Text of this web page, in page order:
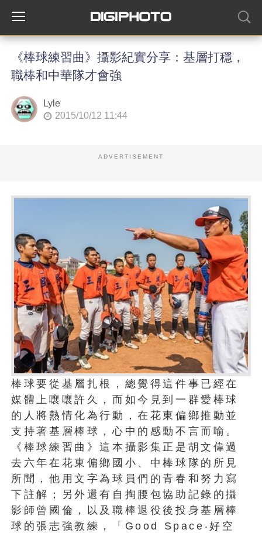
《棒球練習曲》攝影紀實分享：基層打穩，
職棒和中華隊才會強
Lyle
2015/10/12 11:44
ADVERTISEMENT
棒球要從基層扎根，總覺得這件事已經在
媒體上嚷嚷許久，而如今見到一群愛棒球
的人將熱情化為行動，在花東偏鄉推動並
支持著基層棒球，心中的感動不言而喻。
《棒球練習曲》這本攝影集正是胡文偉過
去六年在花東偏鄉國小、中棒球隊的所見
所聞，他用文字為球員們的青春和努力寫
下註解；另外還有自掏腰包協助記錄的攝
影師曾國倫，以及職棒退役後投身基層棒
球的張志強教練，「Good Space‧好空